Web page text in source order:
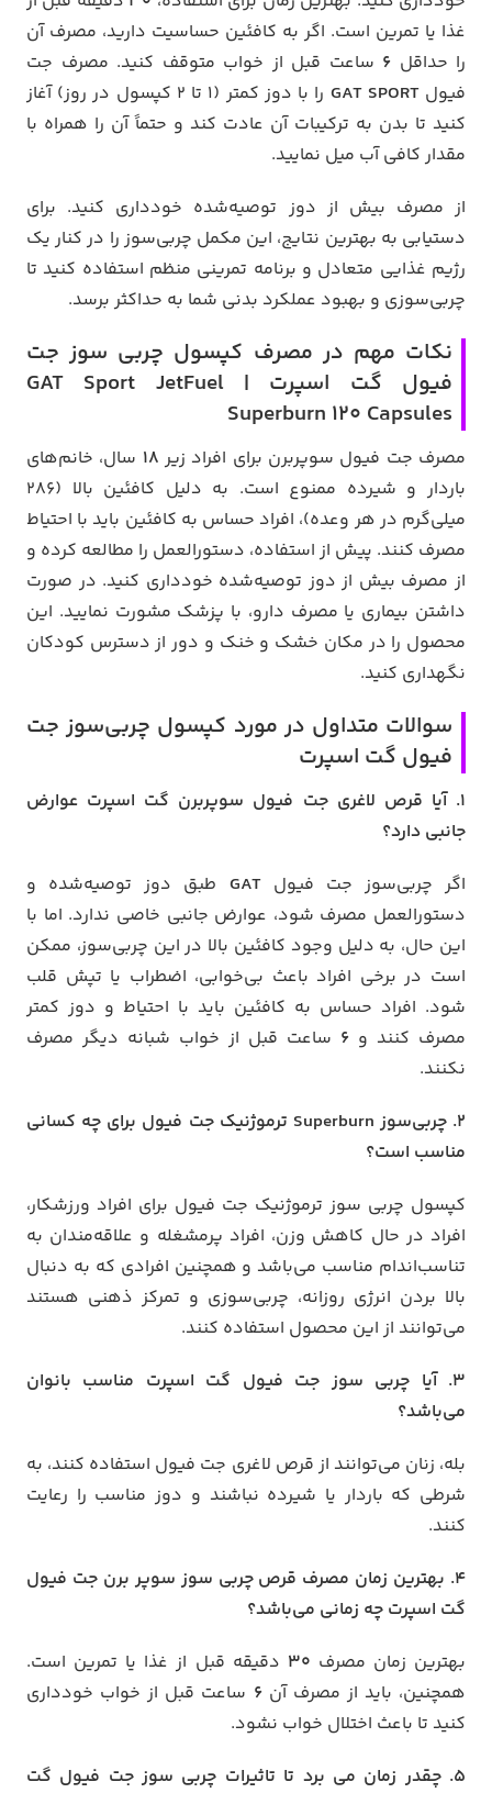
غذا یا تمرین است. اگر به کافئین حساسیت دارید، مصرف آن
را حداقل 6 ساعت قبل از خواب متوقف کنید. مصرف جت
فیول GAT SPORT
را با دوز کمتر (1 تا 2 کپسول در روز) آغاز
کنید تا بدن به ترکیبات آن عادت کند و حتماً آن را همراه با
مقدار کافی آب میل نمایید.
از مصرف بیش از دوز توصیه‌شده خودداری کنید. برای
دستیابی به بهترین نتایج، این مکمل چربی‌سوز را در کنار یک
رژیم غذایی متعادل و برنامه تمرینی منظم استفاده کنید تا
چربی‌سوزی و بهبود عملکرد بدنی شما به حداکثر برسد.
نکات مهم در مصرف کپسول چربی‌ سوز جت
فیول گت اسپرت | GAT Sport JetFuel
Superburn 120 Capsules
مصرف جت فیول سوپربرن برای افراد زیر 18 سال، خانم‌های
باردار و شیرده ممنوع است. به دلیل کافئین بالا (286
میلی‌گرم در هر وعده)، افراد حساس به کافئین باید با احتیاط
مصرف کنند. پیش از استفاده، دستورالعمل را مطالعه کرده و
از مصرف بیش از دوز توصیه‌شده خودداری کنید. در صورت
داشتن بیماری یا مصرف دارو، با پزشک مشورت نمایید. این
محصول را در مکان خشک و خنک و دور از دسترس کودکان
نگهداری کنید.
سوالات متداول در مورد کپسول چربی‌سوز جت
فیول گت اسپرت
1. آیا قرص لاغری جت فیول سوپربرن گت اسپرت عوارض
جانبی دارد؟
اگر چربی‌سوز جت فیولGAT طبق دوز توصیه‌شده و
دستورالعمل مصرف شود، عوارض جانبی خاصی ندارد. اما با
این حال، به دلیل وجود کافئین بالا در این چربی‌سوز، ممکن
است در برخی افراد باعث بی‌خوابی، اضطراب یا تپش قلب
شود. افراد حساس به کافئین باید با احتیاط و دوز کمتر
مصرف کنند و 6 ساعت قبل از خواب شبانه دیگر مصرف
نکنند.
2. چربی‌سوز Superburn ترموژنیک جت فیول برای چه کسانی
مناسب است؟
کپسول چربی سوز ترموژنیک جت فیول برای افراد ورزشکار،
افراد در حال کاهش وزن، افراد پرمشغله و علاقه‌مندان به
تناسب‌اندام مناسب می‌باشد و همچنین افرادی که به دنبال
بالا بردن انرژی روزانه، چربی‌سوزی و تمرکز ذهنی هستند
می‌توانند از این محصول استفاده کنند.
3. آیا چربی سوز جت فیول گت اسپرت مناسب بانوان
می‌باشد؟
بله، زنان می‌توانند از قرص لاغری جت فیول استفاده کنند، به
شرطی که باردار یا شیرده نباشند و دوز مناسب را رعایت
کنند.
4. بهترین زمان مصرف قرص چربی سوز سوپر برن جت فیول
گت اسپرت چه زمانی می‌باشد؟
بهترین زمان مصرف 30 دقیقه قبل از غذا یا تمرین است.
همچنین، باید از مصرف آن6 ساعت قبل از خواب خودداری
کنید تا باعث اختلال خواب نشود.
5. چقدر زمان می برد تا تاثیرات چربی سوز جت فیول گت